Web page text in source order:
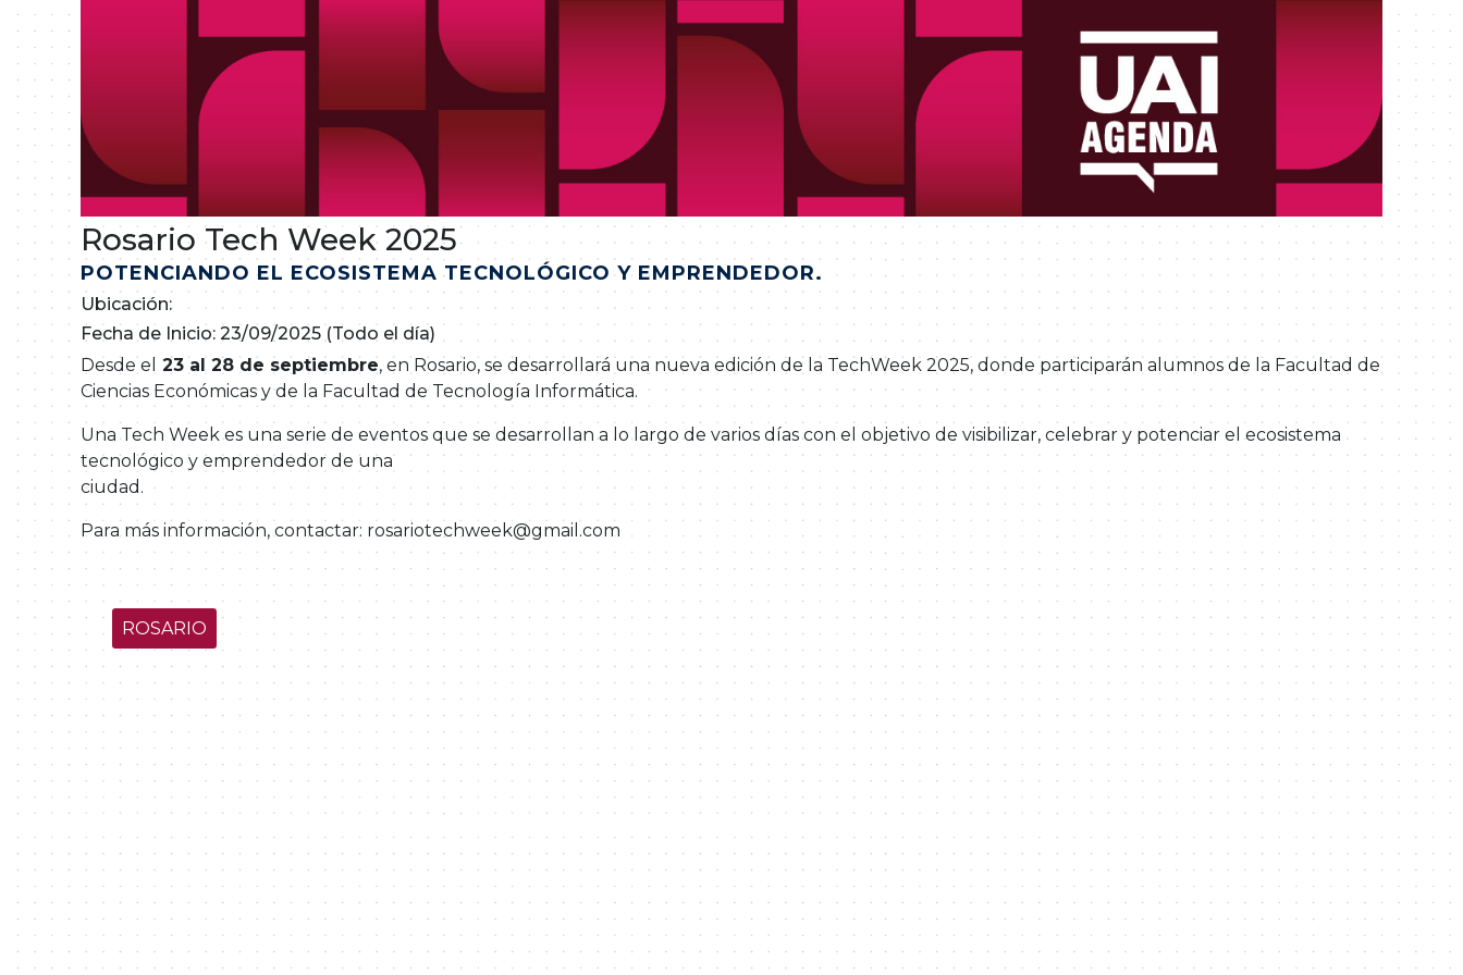
Rosario Tech Week 2025
POTENCIANDO EL ECOSISTEMA TECNOLÓGICO Y EMPRENDEDOR.
Ubicación:
Fecha de Inicio: 23/09/2025 (Todo el día)
Desde el 23 al 28 de septiembre, en Rosario, se desarrollará una nueva edición de la TechWeek 2025, donde participarán alumnos de la Facultad de
Ciencias Económicas y de la Facultad de Tecnología Informática.
Una Tech Week es una serie de eventos que se desarrollan a lo largo de varios días con el objetivo de visibilizar, celebrar y potenciar el ecosistema
tecnológico y emprendedor de una
ciudad.
Para más información, contactar: rosariotechweek@gmail.com
ROSARIO